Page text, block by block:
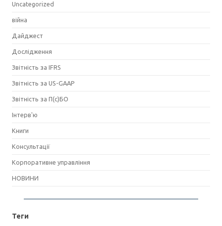
Uncategorized
війна
Дайджест
Дослідження
Звітність за IFRS
Звітність за US-GAAP
Звітність за П(с)БО
Інтерв'ю
Книги
Консультації
Корпоративне управління
НОВИНИ
Теги